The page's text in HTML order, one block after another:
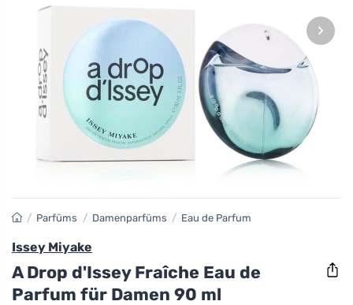
›
/ Parfüms / Damenparfüms / Eau de Parfum
Issey Miyake
A Drop d'Issey Fraîche Eau de
Parfum für Damen 90 ml